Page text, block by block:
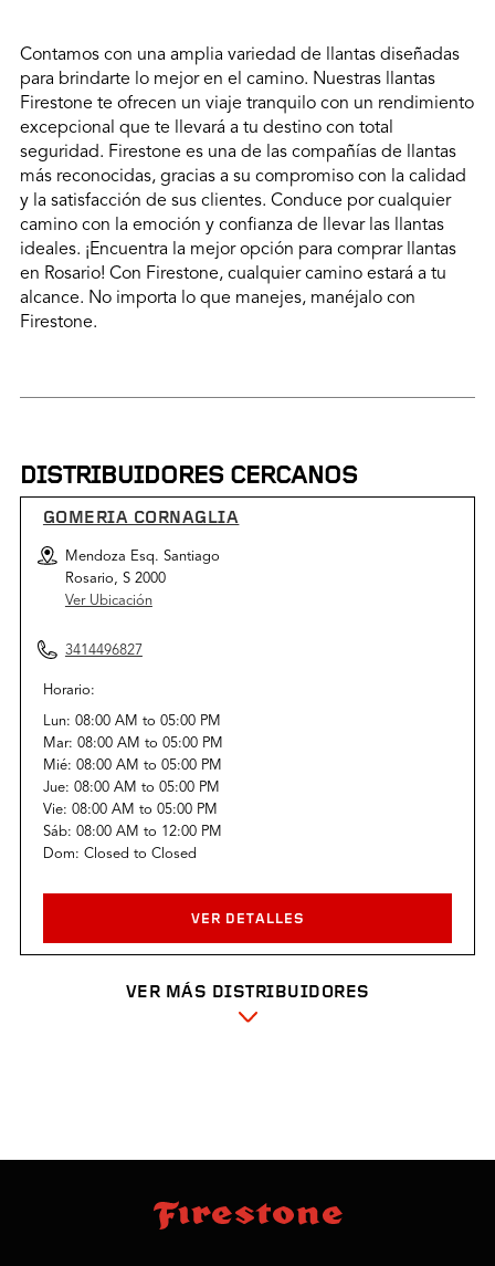
Contamos con una amplia variedad de llantas diseñadas
para brindarte lo mejor en el camino. Nuestras llantas
Firestone te ofrecen un viaje tranquilo con un rendimiento
excepcional que te llevará a tu destino con total
seguridad. Firestone es una de las compañías de llantas
más reconocidas, gracias a su compromiso con la calidad
y la satisfacción de sus clientes. Conduce por cualquier
camino con la emoción y confianza de llevar las llantas
ideales. ¡Encuentra la mejor opción para comprar llantas
en Rosario! Con Firestone, cualquier camino estará a tu
alcance. No importa lo que manejes, manéjalo con
Firestone.
DISTRIBUIDORES CERCANOS
GOMERIA CORNAGLIA
Mendoza Esq. Santiago
Rosario, S 2000
Ver Ubicación
3414496827
Horario:
Lun: 08:00 AM to 05:00 PM
Mar: 08:00 AM to 05:00 PM
Mié: 08:00 AM to 05:00 PM
Jue: 08:00 AM to 05:00 PM
Vie: 08:00 AM to 05:00 PM
Sáb: 08:00 AM to 12:00 PM
Dom: Closed to Closed
VER DETALLES
NEUMATICOS DELMENICO SRL
to05:00 PM
VER MÁS DISTRIBUIDORES